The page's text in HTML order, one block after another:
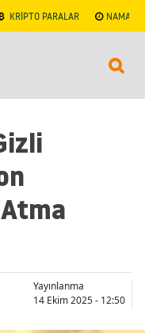
KRİPTO PARALAR NAMAZ
Yayınlanma
14 Ekim 2025 - 12:50